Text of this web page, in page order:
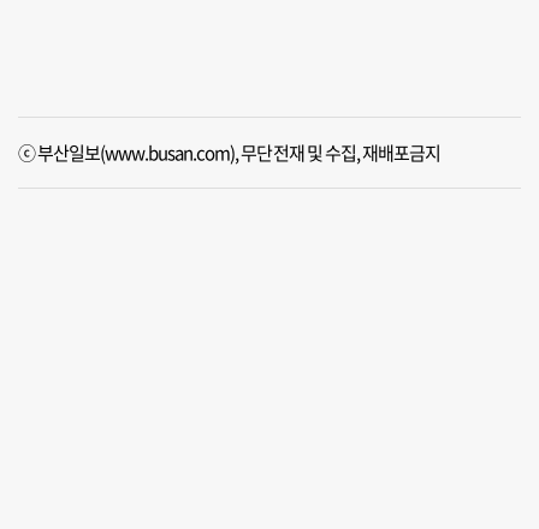
ⓒ 부산일보(www.busan.com), 무단전재 및 수집, 재배포금지